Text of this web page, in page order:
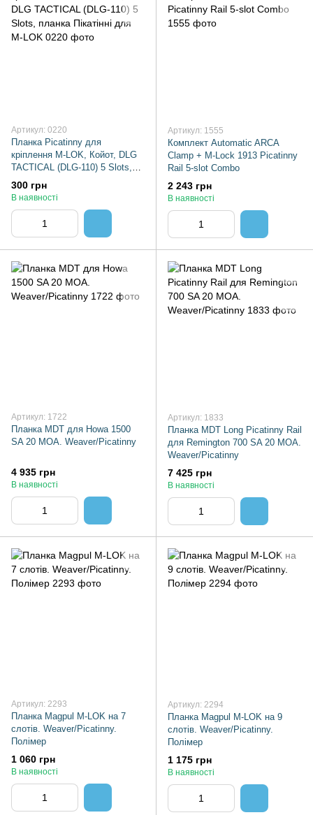
Артикул: 0220
Планка Picatinny для
кріплення M-LOK, Койот, DLG
TACTICAL (DLG-110) 5 Slots,
планка Пікатінні для M-LOK
300 грн
В наявності
Артикул: 1555
Комплект Automatic ARCA
Clamp + M-Lock 1913 Picatinny
Rail 5-slot Combo
2 243 грн
В наявності
Артикул: 1722
Планка MDT для Howa 1500
SA 20 MOA. Weaver/Picatinny
4 935 грн
В наявності
Артикул: 1833
Планка MDT Long Picatinny Rail
для Remington 700 SA 20 MOA.
Weaver/Picatinny
7 425 грн
В наявності
Артикул: 2293
Планка Magpul M-LOK на 7
слотів. Weaver/Picatinny.
Полімер
1 060 грн
В наявності
Артикул: 2294
Планка Magpul M-LOK на 9
слотів. Weaver/Picatinny.
Полімер
1 175 грн
В наявності